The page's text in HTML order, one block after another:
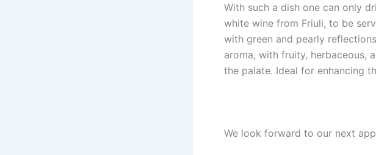
With such a dish one can only
white wine from Friuli, to be
with green and pearly
aroma, with fruity, herbaceous,
the palate. Ideal for enhancing
We look forward to our next